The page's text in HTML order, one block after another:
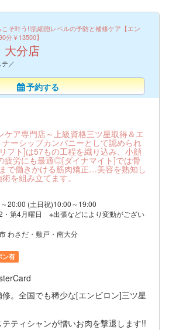
そ叶う!!肌細胞レベルの予防と補修ケア【エン
分￥13500】
大分店
／
予約する
ケア専門店～上級資格三ツ星取得＆エ
ーシップカンパニーとして認められ
フト]は57もの工程を織り込み、小顔
疲労にも最適◎[ダイナマイト]では骨
で働きかける筋肉矯正…美容を熟知し
を組み立てます。
20:00 (土日祝)10:00～19:00
・第4月曜日 ※出張などにより変動がござい
わさだ・敷戸・南大分
ン有
。全国でも稀少な[エンビロン]三ツ星
ティシャンが憎いお肉を撃退します!!